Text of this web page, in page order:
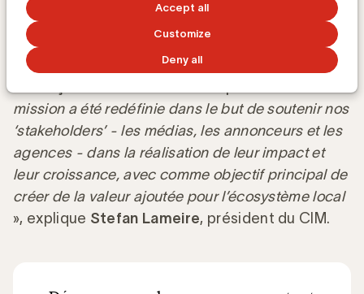
Accept all
Customize
Deny all
L’année 2024 marque un tournant pour le CIM,
mission a été redéfinie dans le but de soutenir nos
‘stakeholders’ - les médias, les annonceurs et les
agences - dans la réalisation de leur impact et
leur croissance, avec comme objectif principal de
créer de la valeur ajoutée pour l’écosystème local
», explique Stefan Lameire, président du CIM.